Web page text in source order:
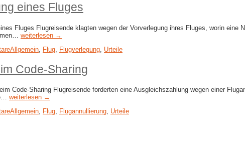
eines Fluges
Fluges Flugreisende klagten wegen der Vorverlegung ihres Fluges, worin
weiterlesen →
Allgemein Flug Flugverlegung Urteile
Code-Sharing
Code-Sharing Flugreisende forderten eine Ausgleichszahlung wegen einer
weiterlesen →
Allgemein Flug Flugannullierung Urteile